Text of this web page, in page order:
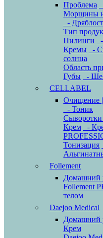
Проблема
Морщины
-
Тип
Пилинги
Кремы
-
солнца
Область
Губы
-
CELLABEL
Очищение
- Тоник
Крем
-
Тонизация
Follement
Домашний
Follement
телом
Daejoo Medical
Домашний
Крем